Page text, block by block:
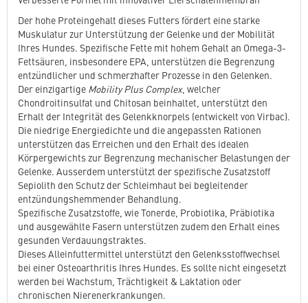
Der hohe Proteingehalt dieses Futters fördert eine starke
Muskulatur zur Unterstützung der Gelenke und der Mobilität
Ihres Hundes. Spezifische Fette mit hohem Gehalt an Omega-3-
Fettsäuren, insbesondere EPA, unterstützen die Begrenzung
entzündlicher und schmerzhafter Prozesse in den Gelenken.
Der einzigartige Mobility Plus Complex, welcher
Chondroitinsulfat und Chitosan beinhaltet, unterstützt den
Erhalt der Integrität des Gelenkknorpels (entwickelt von Virbac).
Die niedrige Energiedichte und die angepassten Rationen
unterstützen das Erreichen und den Erhalt des idealen
Körpergewichts zur Begrenzung mechanischer Belastungen der
Gelenke. Ausserdem unterstützt der spezifische Zusatzstoff
Sepiolith den Schutz der Schleimhaut bei begleitender
entzündungshemmender Behandlung.
Spezifische Zusatzstoffe, wie Tonerde, Probiotika, Präbiotika
und ausgewählte Fasern unterstützen zudem den Erhalt eines
gesunden Verdauungstraktes.
Dieses Alleinfuttermittel unterstützt den Gelenksstoffwechsel
bei einer Osteoarthritis Ihres Hundes. Es sollte nicht eingesetzt
werden bei Wachstum, Trächtigkeit & Laktation oder
chronischen Nierenerkrankungen.